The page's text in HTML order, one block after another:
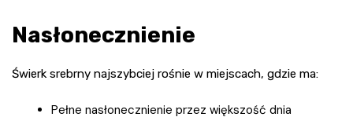
Nasłonecznienie
Świerk srebrny najszybciej rośnie w miejscach, gdzie ma:
Pełne nasłonecznienie przez większość dnia